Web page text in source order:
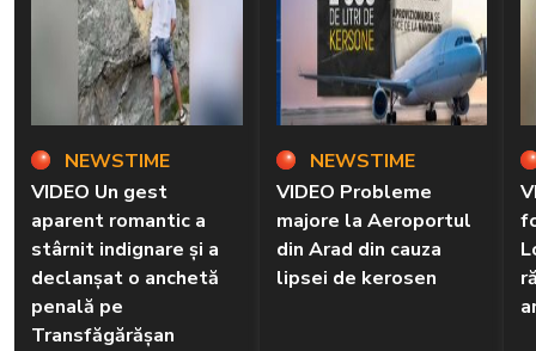
NEWSTIME
VIDEO Un gest
aparent romantic a
stârnit indignare și a
declanșat o anchetă
penală pe
Transfăgărășan
NEWSTIME
VIDEO Probleme
majore la Aeroportul
din Arad din cauza
lipsei de kerosen